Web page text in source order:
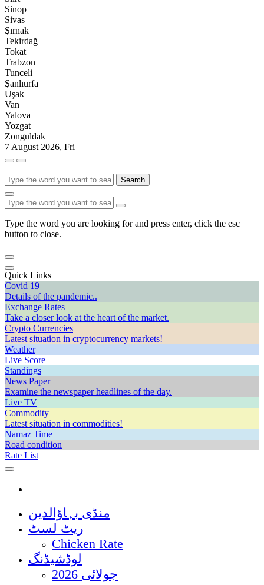
Sinop
Sivas
Şırnak
Tekirdağ
Tokat
Trabzon
Tunceli
Şanlıurfa
Uşak
Van
Yalova
Yozgat
Zonguldak
7 August 2026, Fri
Search
Type the word you are looking for and press enter, click the esc
button to close.
Quick Links
Covid 19
Details of the pandemic..
Exchange Rates
Take a closer look at the heart of the market.
Crypto Currencies
Latest situation in cryptocurrency markets!
Weather
Live Score
Standings
News Paper
Examine the newspaper headlines of the day.
Live TV
Commodity
Latest situation in commodities!
Namaz Time
Road condition
Rate List
منڈی بہاؤالدین
ریٹ لسٹ
Chicken Rate
لوڈشیڈنگ
جولائی 2026